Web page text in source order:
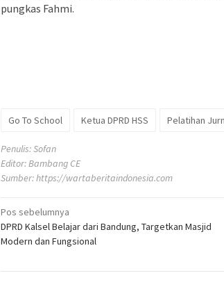
pungkas Fahmi.
Go To School Ketua DPRD HSS Pelatihan
Penulis: Sofan
Editor: Bambang CE
Sumber:https://wartaberitaindonesia.com
Navigasi
pos
Pos sebelumnya
DPRD Kalsel Belajar dari Bandung, Targetkan Masjid
Modern dan Fungsional